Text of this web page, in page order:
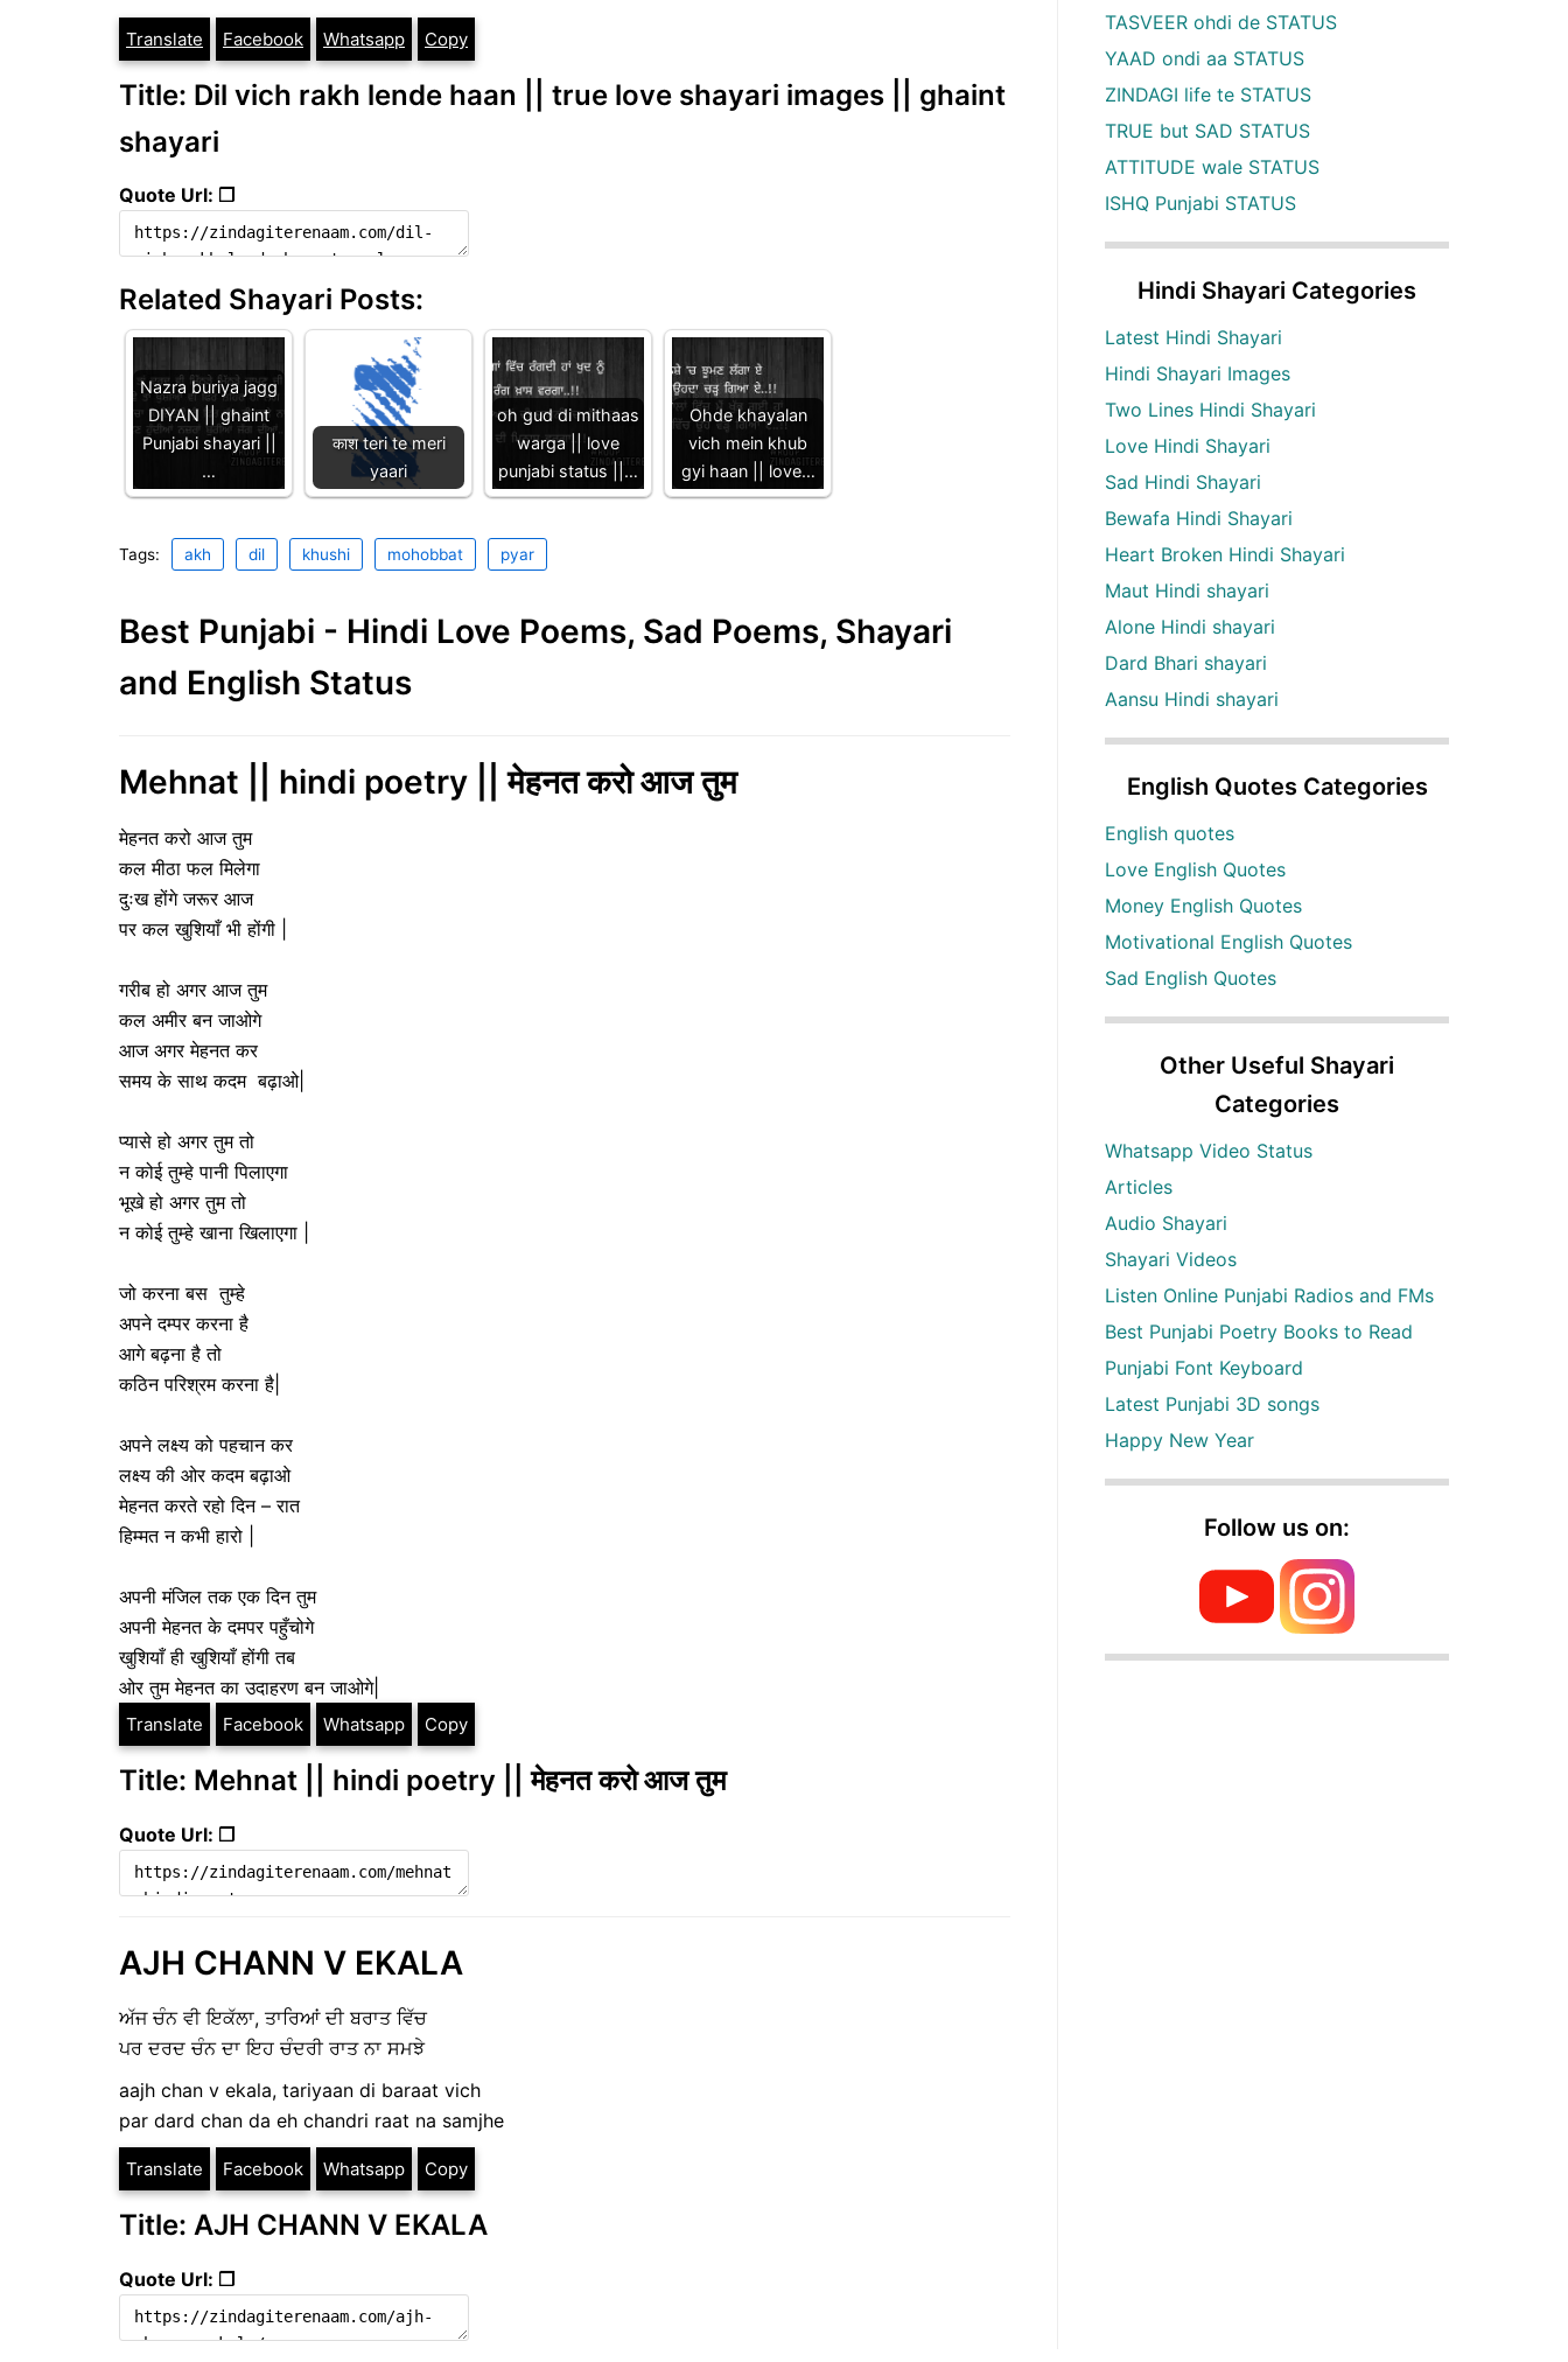
Translate Facebook Whatsapp Copy
Title: Dil vich rakh lende haan || true love shayari images || ghaint
shayari
Quote Url: ❐
Related Shayari Posts:
Nazra buriya jagg
DIYAN || ghaint
Punjabi shayari ||
…
काश teri te meri
yaari
oh gud di mithaas
warga || love
punjabi status ||…
Ohde khayalan
vich mein khub
gyi haan || love…
Tags: akh dil khushi mohobbat pyar
Best Punjabi - Hindi Love Poems, Sad Poems, Shayari
and English Status
Mehnat || hindi poetry || मेहनत करो आज तुम
मेहनत करो आज तुम
कल मीठा फल मिलेगा
दुःख होंगे जरूर आज
पर कल खुशियाँ भी होंगी |
गरीब हो अगर आज तुम
कल अमीर बन जाओगे
आज अगर मेहनत कर
समय के साथ कदम बढ़ाओ|
प्यासे हो अगर तुम तो
न कोई तुम्हे पानी पिलाएगा
भूखे हो अगर तुम तो
न कोई तुम्हे खाना खिलाएगा |
जो करना बस तुम्हे
अपने दम्पर करना है
आगे बढ़ना है तो
कठिन परिश्रम करना है|
अपने लक्ष्य को पहचान कर
लक्ष्य की ओर कदम बढ़ाओ
मेहनत करते रहो दिन – रात
हिम्मत न कभी हारो |
अपनी मंजिल तक एक दिन तुम
अपनी मेहनत के दमपर पहुँचोगे
खुशियाँ ही खुशियाँ होंगी तब
ओर तुम मेहनत का उदाहरण बन जाओगे|
Translate Facebook Whatsapp Copy
Title: Mehnat || hindi poetry || मेहनत करो आज तुम
Quote Url: ❐
AJH CHANN V EKALA
ਅੱਜ ਚੰਨ ਵੀ ਇਕੱਲਾ, ਤਾਰਿਆਂ ਦੀ ਬਰਾਤ ਵਿੱਚ
ਪਰ ਦਰਦ ਚੰਨ ਦਾ ਇਹ ਚੰਦਰੀ ਰਾਤ ਨਾ ਸਮਝੇ
aajh chan v ekala, tariyaan di baraat vich
par dard chan da eh chandri raat na samjhe
Translate Facebook Whatsapp Copy
Title: AJH CHANN V EKALA
Quote Url: ❐
TASVEER ohdi de STATUS
YAAD ondi aa STATUS
ZINDAGI life te STATUS
TRUE but SAD STATUS
ATTITUDE wale STATUS
ISHQ Punjabi STATUS
Hindi Shayari Categories
Latest Hindi Shayari
Hindi Shayari Images
Two Lines Hindi Shayari
Love Hindi Shayari
Sad Hindi Shayari
Bewafa Hindi Shayari
Heart Broken Hindi Shayari
Maut Hindi shayari
Alone Hindi shayari
Dard Bhari shayari
Aansu Hindi shayari
English Quotes Categories
English quotes
Love English Quotes
Money English Quotes
Motivational English Quotes
Sad English Quotes
Other Useful Shayari
Categories
Whatsapp Video Status
Articles
Audio Shayari
Shayari Videos
Listen Online Punjabi Radios and FMs
Best Punjabi Poetry Books to Read
Punjabi Font Keyboard
Latest Punjabi 3D songs
Happy New Year
Follow us on: